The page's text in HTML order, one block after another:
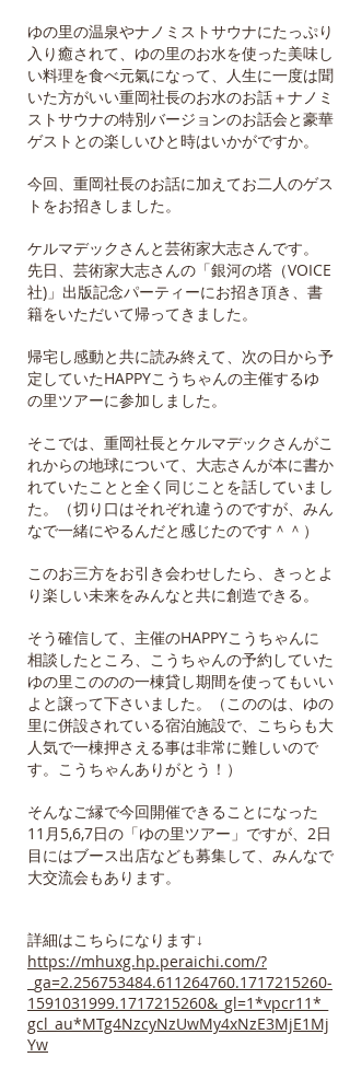
ゆの里の温泉やナノミストサウナにたっぷり
入り癒されて、ゆの里のお水を使った美味し
い料理を食べ元氣になって、人生に一度は聞
いた方がいい重岡社長のお水のお話＋ナノミ
ストサウナの特別バージョンのお話会と豪華
ゲストとの楽しいひと時はいかがですか。
今回、重岡社長のお話に加えてお二人のゲス
トをお招きしました。
ケルマデックさんと芸術家大志さんです。
先日、芸術家大志さんの「銀河の塔（VOICE
社)」出版記念パーティーにお招き頂き、書
籍をいただいて帰ってきました。
帰宅し感動と共に読み終えて、次の日から予
定していたHAPPYこうちゃんの主催するゆ
の里ツアーに参加しました。
そこでは、重岡社長とケルマデックさんがこ
れからの地球について、大志さんが本に書か
れていたことと全く同じことを話していまし
た。（切り口はそれぞれ違うのですが、みん
なで一緒にやるんだと感じたのです＾＾）
このお三方をお引き会わせしたら、きっとよ
り楽しい未来をみんなと共に創造できる。
そう確信して、主催のHAPPYこうちゃんに
相談したところ、こうちゃんの予約していた
ゆの里こののの一棟貸し期間を使ってもいい
よと譲って下さいました。（こののは、ゆの
里に併設されている宿泊施設で、こちらも大
人気で一棟押さえる事は非常に難しいので
す。こうちゃんありがとう！）
そんなご縁で今回開催できることになった
11月5,6,7日の「ゆの里ツアー」ですが、2日
目にはブース出店なども募集して、みんなで
大交流会もあります。
詳細はこちらになります↓
https://mhuxg.hp.peraichi.com/?
_ga=2.256753484.611264760.1717215260-
1591031999.1717215260&_gl=1*vpcr11*_
gcl_au*MTg4NzcyNzUwMy4xNzE3MjE1Mj
Yw